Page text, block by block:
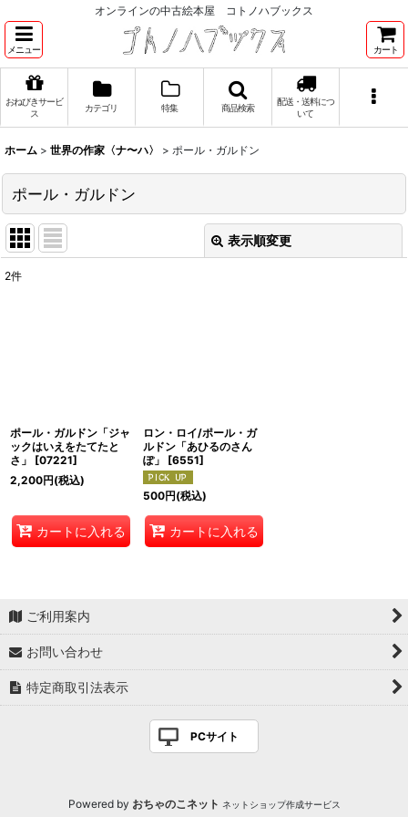
オンラインの中古絵本屋 コトノハブックス
メニュー カート
おねびきサービ
ス
カテゴリ 特集 商品検索
配送・送料につ
いて
ホーム > 世界の作家〈ナ〜ハ〉 > ポール・ガルドン
ポール・ガルドン
表示順変更
2件
ポール・ガルドン「ジャ
ックはいえをたてたと
さ」
[07221]
2,200円(税込)
カートに入れる
ロン・ロイ/ポール・ガ
ルドン「あひるのさん
ぽ」
[6551]
500円(税込)
カートに入れる
ご利用案内
お問い合わせ
特定商取引法表示
PCサイト
Powered by おちゃのこネット ネットショップ作成サービス